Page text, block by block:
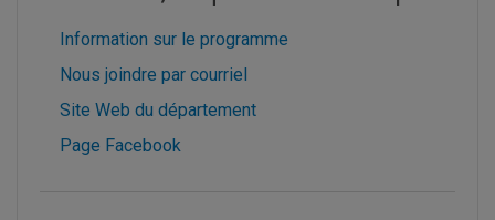
Information sur le programme
Nous joindre par courriel
Site Web du département
Page Facebook